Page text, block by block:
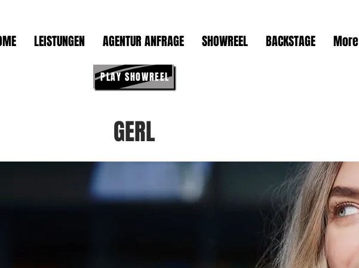
LEISTUNGEN AGENTUR ANFRAGE SHOWREEL BACKSTAGE More
PLAY SHOWREEL
GERL